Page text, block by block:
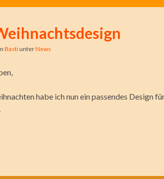
BastiunterNews
habe ich nun ein passendes Design